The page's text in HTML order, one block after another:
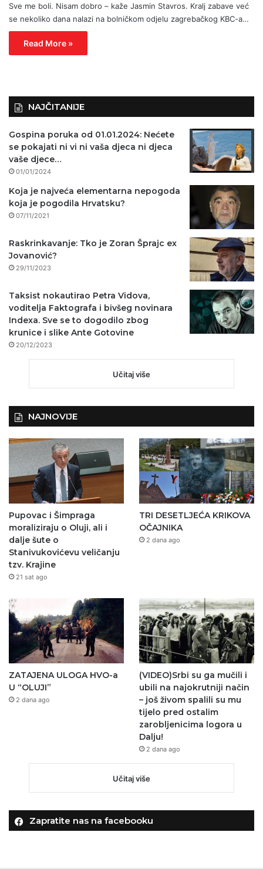
Sve me boli. Nisam dobro – kaže Jasmin Stavros. Kralj zabave već
se nekoliko dana nalazi na bolničkom odjelu zagrebačkog KBC-a…
Read More »
NAJČITANIJE
Gospina poruka od 01.01.2024: Nećete
se pokajati ni vi ni vaša djeca ni djeca
vaše djece…
01/01/2024
Koja je najveća elementarna nepogoda
koja je pogodila Hrvatsku?
07/11/2021
Raskrinkavanje: Tko je Zoran Šprajc ex
Jovanović?
29/11/2023
Taksist nokautirao Petra Vidova,
voditelja Faktografa i bivšeg novinara
Indexa. Sve se to dogodilo zbog
krunice i slike Ante Gotovine
20/12/2023
Učitaj više
NAJNOVIJE
Pupovac i Šimpraga
moraliziraju o Oluji, ali i
dalje šute o
Stanivukovićevu veličanju
tzv. Krajine
21 sat ago
TRI DESETLJEĆA KRIKOVA
OČAJNIKA
2 dana ago
ZATAJENA ULOGA HVO-a
U “OLUJI”
2 dana ago
(VIDEO)Srbi su ga mučili i
ubili na najokrutniji način
– još živom spalili su mu
tijelo pred ostalim
zarobljenicima logora u
Dalju!
2 dana ago
Učitaj više
Zapratite nas na facebooku